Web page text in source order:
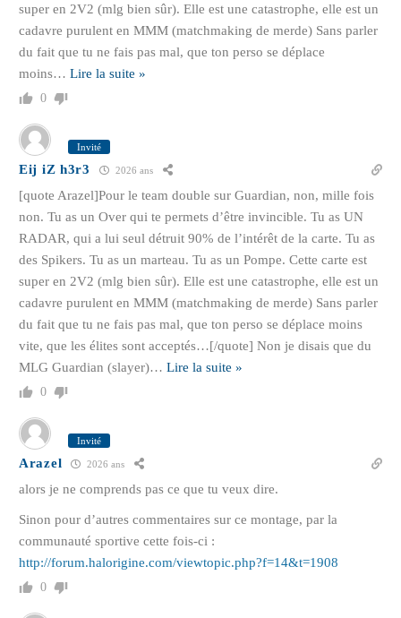
super en 2V2 (mlg bien sûr). Elle est une catastrophe, elle est un
cadavre purulent en MMM (matchmaking de merde) Sans parler
du fait que tu ne fais pas mal, que ton perso se déplace
moins… Lire la suite »
0
Invité
Eij iZ h3r3 2026 ans
[quote Arazel]Pour le team double sur Guardian, non, mille fois
non. Tu as un Over qui te permets d’être invincible. Tu as UN
RADAR, qui a lui seul détruit 90% de l’intérêt de la carte. Tu as
des Spikers. Tu as un marteau. Tu as un Pompe. Cette carte est
super en 2V2 (mlg bien sûr). Elle est une catastrophe, elle est un
cadavre purulent en MMM (matchmaking de merde) Sans parler
du fait que tu ne fais pas mal, que ton perso se déplace moins
vite, que les élites sont acceptés…[/quote] Non je disais que du
MLG Guardian (slayer)… Lire la suite »
0
Invité
Arazel 2026 ans
alors je ne comprends pas ce que tu veux dire.
Sinon pour d’autres commentaires sur ce montage, par la
communauté sportive cette fois-ci :
http://forum.halorigine.com/viewtopic.php?f=14&t=1908
0